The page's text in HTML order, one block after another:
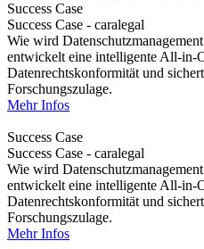
Success Case
Success Case - caralegal
Wie wird
entwickelt eine intelligente All-in-
Datenrechtskonformität und
Forschungszulage.
Mehr Infos
Success Case
Success Case - caralegal
Wie wird
entwickelt eine intelligente All-in-
Datenrechtskonformität und
Forschungszulage.
Mehr Infos